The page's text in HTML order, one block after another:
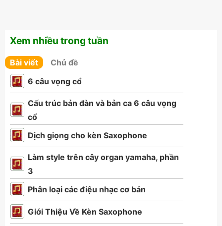
Xem nhiều trong tuần
Bài viết
Chủ đề
6 câu vọng cổ
Cấu trúc bản đàn và bản ca 6 câu vọng
cổ
Dịch giọng cho kèn Saxophone
Làm style trên cây organ yamaha, phần
3
Phân loại các điệu nhạc cơ bản
Giới Thiệu Về Kèn Saxophone